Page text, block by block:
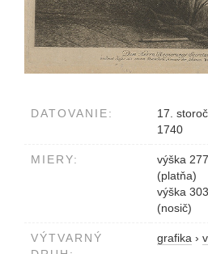
DATOVANIE:
17.
1740
MIERY:
výška
(platňa)
výška
(nosič)
VÝTVARNÝ
grafika ›